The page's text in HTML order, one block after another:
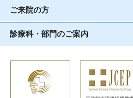
ご来院の方
診療科・部門のご案内